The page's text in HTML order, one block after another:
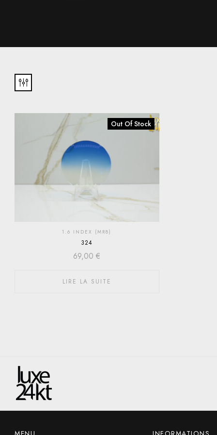
Out Of Stock
1.6 INDEX (MR8)
324
69,00€
LIRE LA SUITE